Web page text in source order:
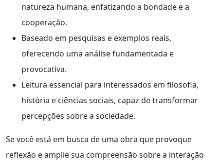
natureza humana, enfatizando a bondade e a
cooperação.
Baseado em pesquisas e exemplos reais,
oferecendo uma análise fundamentada e
provocativa.
Leitura essencial para interessados em filosofia,
história e ciências sociais, capaz de transformar
percepções sobre a sociedade.
Se você está em busca de uma obra que provoque
reflexão e amplie sua compreensão sobre a interação